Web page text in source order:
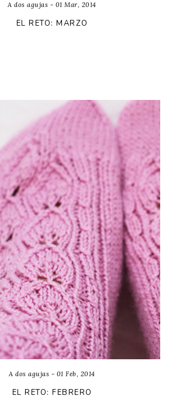
A dos agujas - 01 Mar, 2014
EL RETO: MARZO
A dos agujas - 01 Feb, 2014
EL RETO: FEBRERO